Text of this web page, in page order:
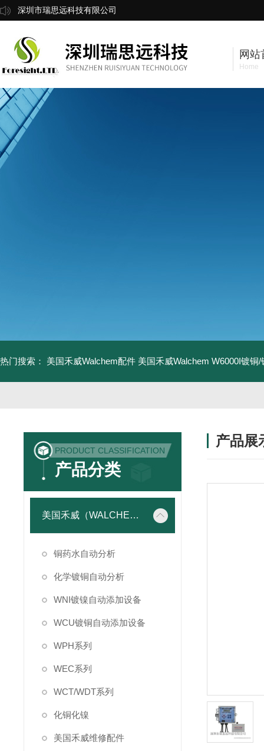
深圳市瑞思远科技有限公司
网站
Home
热门搜索： 美国禾威Walchem配件 美国禾威Walchem W6000I镀铜
PRODUCT CLASSIFICATION
产品分类
美国禾威（WALCHEM）自动添加控制器
铜药水自动分析
化学镀铜自动分析
WNI镀镍自动添加设备
WCU镀铜自动添加设备
WPH系列
WEC系列
WCT/WDT系列
化铜化镍
美国禾威维修配件
产品展